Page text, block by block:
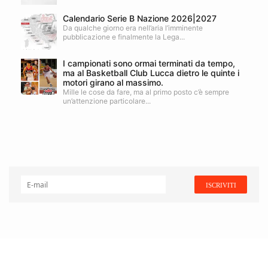
Calendario Serie B Nazione 2026|2027
Da qualche giorno era nell’aria l’imminente
pubblicazione e finalmente la Lega...
I campionati sono ormai terminati da tempo,
ma al Basketball Club Lucca dietro le quinte i
motori girano al massimo.
Mille le cose da fare, ma al primo posto c’è sempre
un’attenzione particolare...